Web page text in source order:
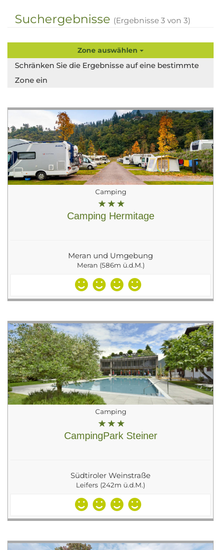
Suchergebnisse (Ergebnisse 3 von 3)
Zone auswählen
Schränken Sie die Ergebnisse auf eine bestimmte
Zone ein
Camping
Camping Hermitage
Meran und Umgebung
Meran (586m ü.d.M.)
Camping
CampingPark Steiner
Südtiroler Weinstraße
Leifers (242m ü.d.M.)